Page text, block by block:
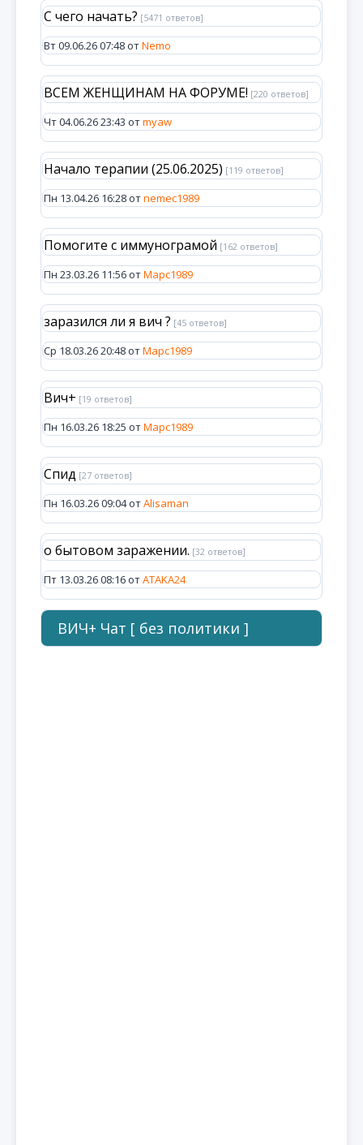
С чего начать? [5471 ответов]
Вт 09.06.26 07:48 отNemo
ВСЕМ ЖЕНЩИНАМ НА ФОРУМЕ! [220 ответов]
Чт 04.06.26 23:43 отmyaw
Начало терапии (25.06.2025) [119 ответов]
Пн 13.04.26 16:28 отnemec1989
Помогите с иммунограмой [162 ответов]
Пн 23.03.26 11:56 отМарс1989
заразился ли я вич ? [45 ответов]
Ср 18.03.26 20:48 отМарс1989
Вич+ [19 ответов]
Пн 16.03.26 18:25 отМарс1989
Спид [27 ответов]
Пн 16.03.26 09:04 отAlisaman
о бытовом заражении. [32 ответов]
Пт 13.03.26 08:16 отATAKA24
ВИЧ+ Чат [ без политики ]